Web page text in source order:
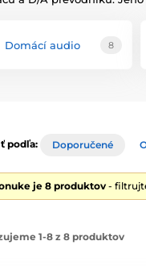
Domácí audio 8
podľa: Doporučené
je 8 produktov -
1-8 z 8 produktov